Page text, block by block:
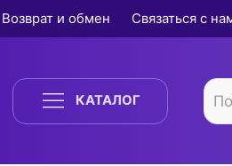
Возврат и обмен Связаться с
КАТАЛОГ